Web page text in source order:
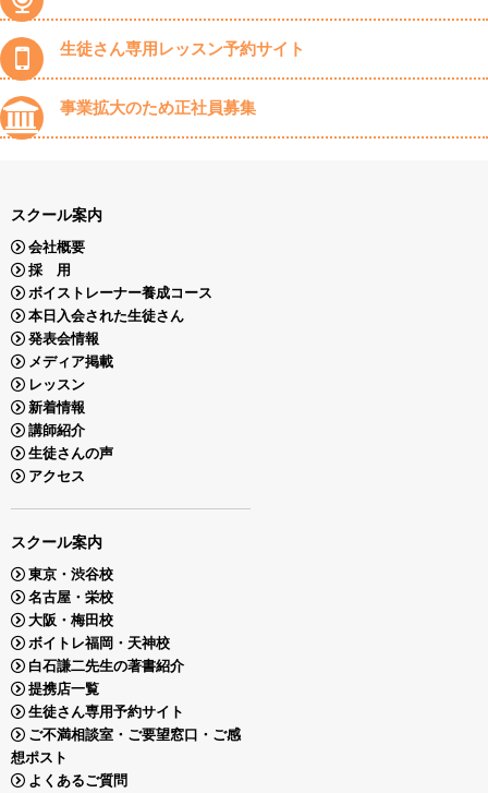
生徒さん専用レッスン予約サイト
事業拡大のため正社員募集
スクール案内
会社概要
採 用
ボイストレーナー養成コース
本日入会された生徒さん
発表会情報
メディア掲載
レッスン
新着情報
講師紹介
生徒さんの声
アクセス
スクール案内
東京・渋谷校
名古屋・栄校
大阪・梅田校
ボイトレ福岡・天神校
白石謙二先生の著書紹介
提携店一覧
生徒さん専用予約サイト
ご不満相談室・ご要望窓口・ご感
想ポスト
よくあるご質問